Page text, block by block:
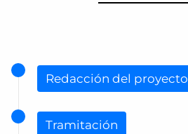
Redacción del proyecto
Tramitación